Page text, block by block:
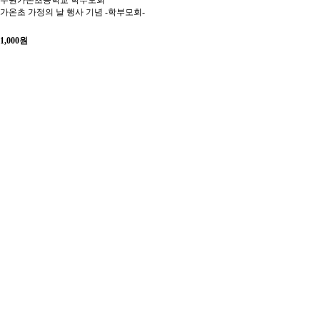
가온초 가정의 날 행사 기념 -학부모회-
1,000원